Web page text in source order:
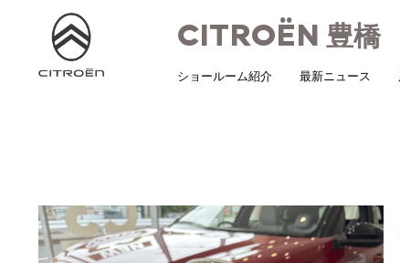
CITROËN 豊橋
ショールーム紹介 最新ニュース